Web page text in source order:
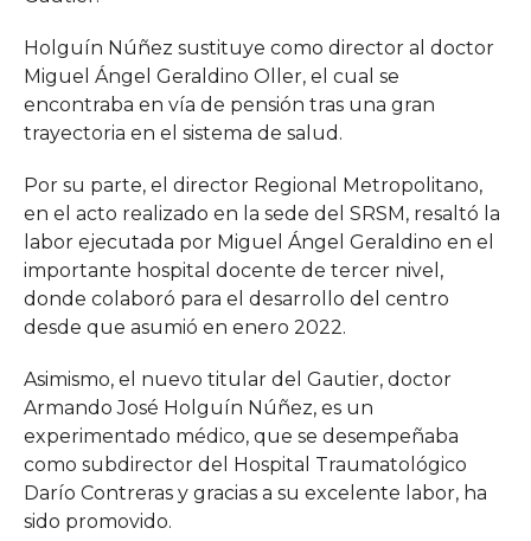
Holguín Núñez sustituye como director al doctor
Miguel Ángel Geraldino Oller, el cual se
encontraba en vía de pensión tras una gran
trayectoria en el sistema de salud.
Por su parte, el director Regional Metropolitano,
en el acto realizado en la sede del SRSM, resaltó la
labor ejecutada por Miguel Ángel Geraldino en el
importante hospital docente de tercer nivel,
donde colaboró para el desarrollo del centro
desde que asumió en enero 2022.
Asimismo, el nuevo titular del Gautier, doctor
Armando José Holguín Núñez, es un
experimentado médico, que se desempeñaba
como subdirector del Hospital Traumatológico
Darío Contreras y gracias a su excelente labor, ha
sido promovido.